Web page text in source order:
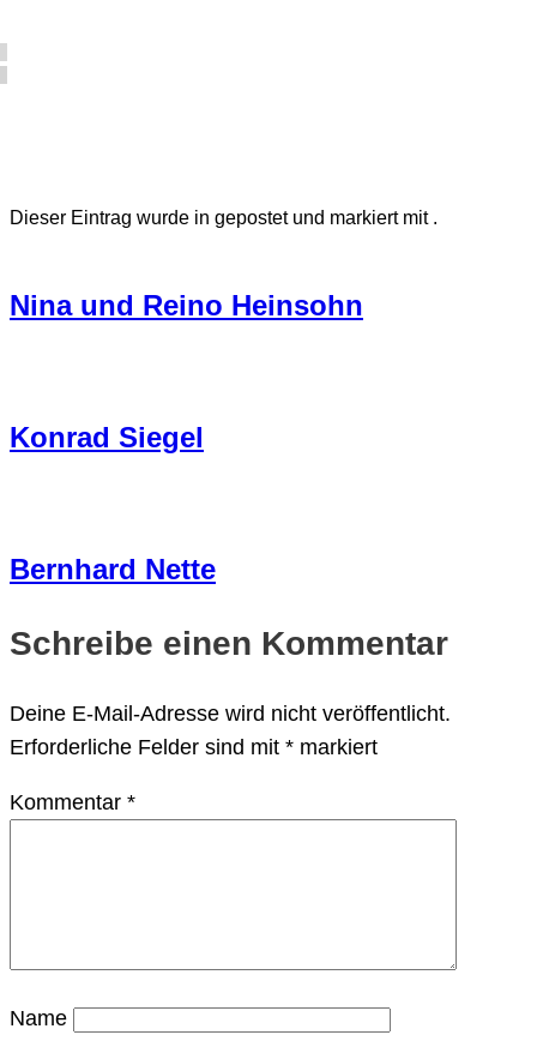
Dieser Eintrag wurde in gepostet und markiert mit .
Nina und Reino Heinsohn
Konrad Siegel
Bernhard Nette
Schreibe einen Kommentar
Deine E-Mail-Adresse wird nicht veröffentlicht.
Erforderliche Felder sind mit * markiert
Kommentar *
Name